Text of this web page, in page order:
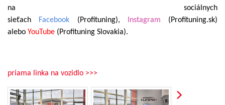
na sociálnych
sieťach Facebook (Profituning), Instagram
(Profituning.sk)
alebo YouTube (Profituning Slovakia).
priama linka na vozidlo >>>